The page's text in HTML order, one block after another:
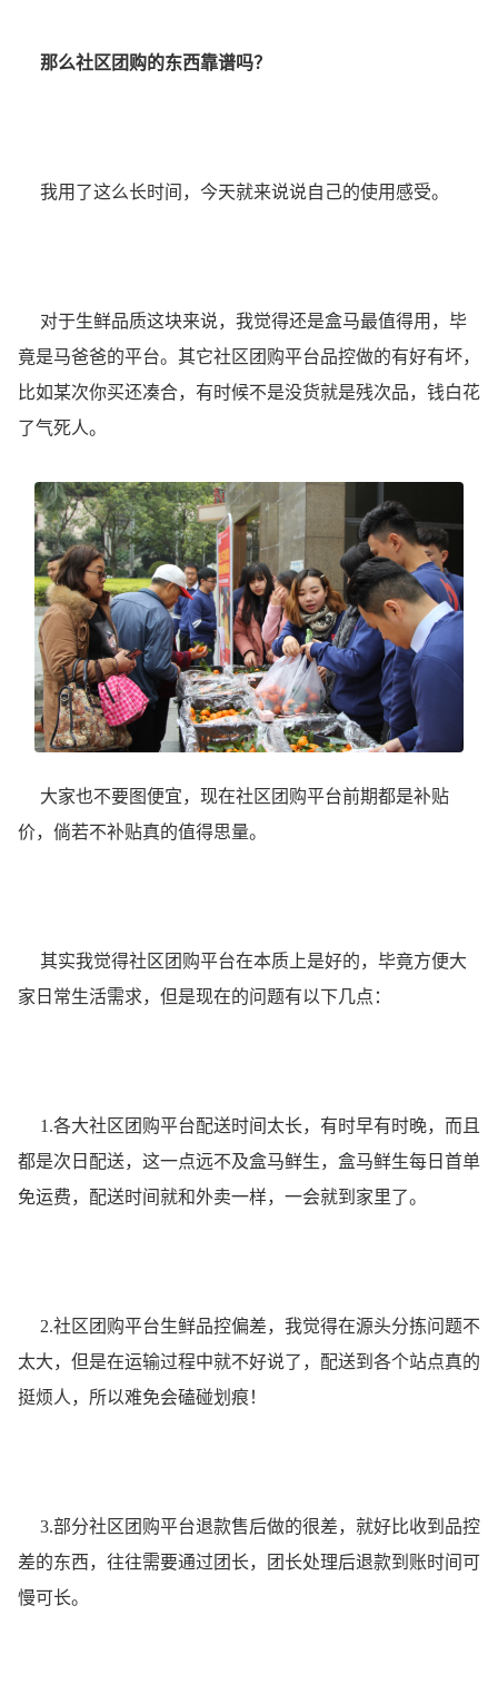
那么社区团购的东西靠谱吗？
我用了这么长时间，今天就来说说自己的使用感受。
对于生鲜品质这块来说，我觉得还是盒马最值得用，毕
竟是马爸爸的平台。其它社区团购平台品控做的有好有坏，
比如某次你买还凑合，有时候不是没货就是残次品，钱白花
了气死人。
大家也不要图便宜，现在社区团购平台前期都是补贴
价，倘若不补贴真的值得思量。
其实我觉得社区团购平台在本质上是好的，毕竟方便大
家日常生活需求，但是现在的问题有以下几点：
1.各大社区团购平台配送时间太长，有时早有时晚，而且
都是次日配送，这一点远不及盒马鲜生，盒马鲜生每日首单
免运费，配送时间就和外卖一样，一会就到家里了。
2.社区团购平台生鲜品控偏差，我觉得在源头分拣问题不
太大，但是在运输过程中就不好说了，配送到各个站点真的
挺烦人，所以难免会磕碰划痕！
3.部分社区团购平台退款售后做的很差，就好比收到品控
差的东西，往往需要通过团长，团长处理后退款到账时间可
慢可长。